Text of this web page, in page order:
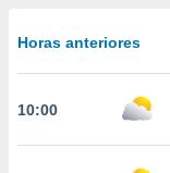
basada
permite
Horas anteriores
10:00